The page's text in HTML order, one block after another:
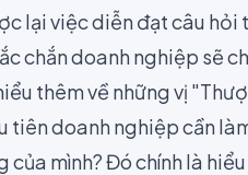
lại việcdiễn đạt câu hỏi
chắn doanh nghiệp sẽ
thêm về những vị
tiên doanh nghiệp cần
của mình? Đó chính là